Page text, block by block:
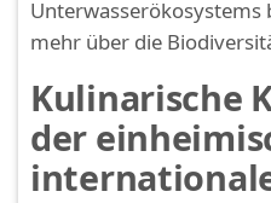
Unterwasserökosystems
mehr über die
Kulinarische
der